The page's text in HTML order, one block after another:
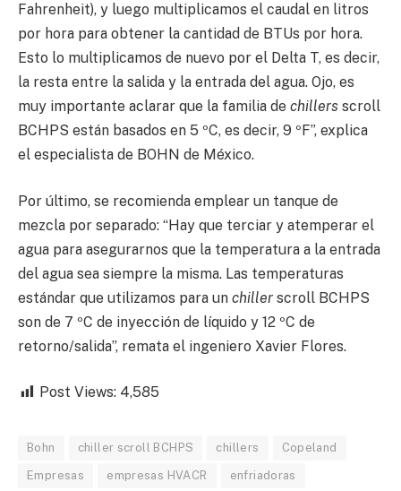
Fahrenheit), y luego multiplicamos el caudal en litros
por hora para obtener la cantidad de BTUs por hora.
Esto lo multiplicamos de nuevo por el Delta T, es decir,
la resta entre la salida y la entrada del agua. Ojo, es
muy importante aclarar que la familia de chillers scroll
BCHPS están basados en 5 ºC, es decir, 9 ºF”, explica
el especialista de BOHN de México.
Por último, se recomienda emplear un tanque de
mezcla por separado: “Hay que terciar y atemperar el
agua para asegurarnos que la temperatura a la entrada
del agua sea siempre la misma. Las temperaturas
estándar que utilizamos para un chiller scroll BCHPS
son de 7 ºC de inyección de líquido y 12 ºC de
retorno/salida”, remata el ingeniero Xavier Flores.
Post Views: 4,585
Bohn chiller scroll BCHPS chillers Copeland
Empresas empresas HVACR enfriadoras